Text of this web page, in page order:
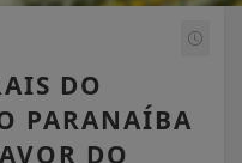
DO
PARANAÍBA
DO